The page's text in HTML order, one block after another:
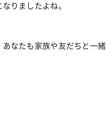
りましたよね。
なたも家族や友だちと一緒